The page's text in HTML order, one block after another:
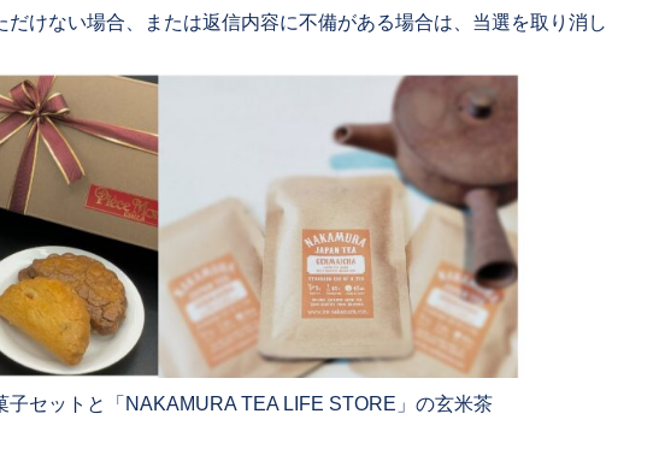
だけない場合、または返信内容に不備がある場合は、当選を取り消し
子セットと「NAKAMURA TEA LIFE STORE」の玄米茶